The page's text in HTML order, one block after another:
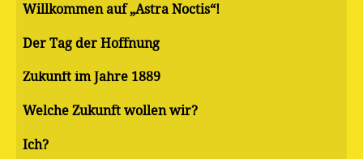
Willkommen auf „Astra Noctis“!
Der Tag der Hoffnung
Zukunft im Jahre 1889
Welche Zukunft wollen wir?
Ich?